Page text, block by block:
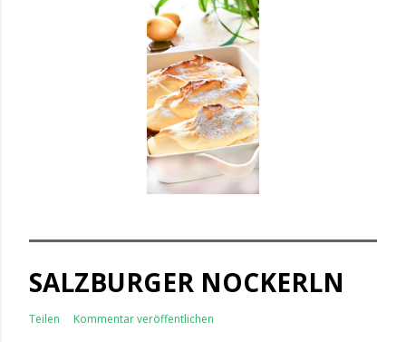
SALZBURGER NOCKERLN
Teilen Kommentar veröffentlichen